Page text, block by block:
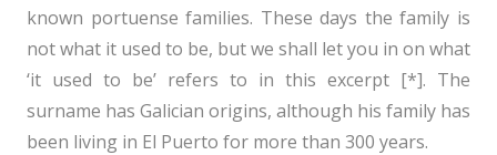
known portuense families. These days the family is
not what it used to be, but we shall let you in on what
‘it used to be’ refers to in this excerpt [*]. The
surname has Galician origins, although his family has
been living in El Puerto for more than 300 years.